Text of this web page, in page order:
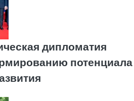
дипломатия
потенциала